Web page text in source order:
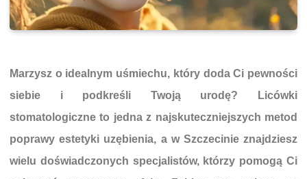
Marzysz o idealnym uśmiechu, który doda Ci pewności
siebie i podkreśli Twoją urodę? Licówki
stomatologiczne to jedna z najskuteczniejszych metod
poprawy estetyki uzębienia, a w Szczecinie znajdziesz
wielu doświadczonych specjalistów, którzy pomogą Ci